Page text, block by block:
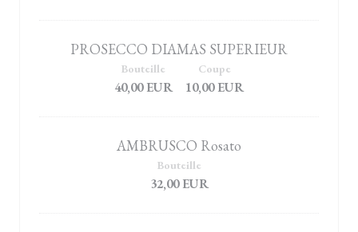
PROSECCO DIAMAS SUPERIEUR
40,00 EUR
Bouteille
10,00 EUR
Coupe
AMBRUSCO Rosato
32,00 EUR
Bouteille